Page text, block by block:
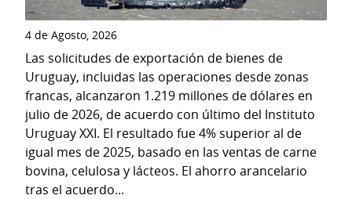
4 de Agosto, 2026
Las solicitudes de exportación de bienes de
Uruguay, incluidas las operaciones desde zonas
francas, alcanzaron 1.219 millones de dólares en
julio de 2026, de acuerdo con último del Instituto
Uruguay XXI. El resultado fue 4% superior al de
igual mes de 2025, basado en las ventas de carne
bovina, celulosa y lácteos. El ahorro arancelario
tras el acuerdo...